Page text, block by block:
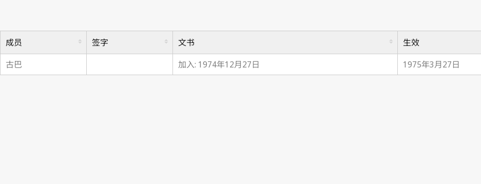
成员 签字 文书 生效
古巴
加入: 1974年12月27日 1975年3月27日